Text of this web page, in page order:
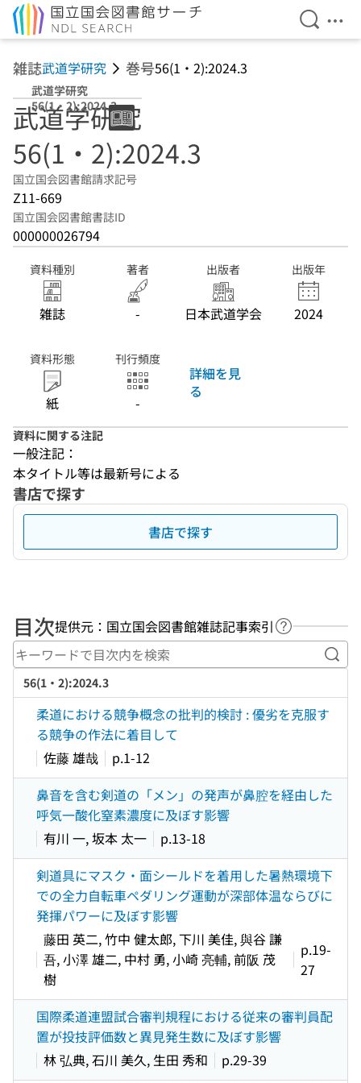
検索を
メ
雑誌武道学研究 巻号56(1・2):2024.3
武道学研究
56(1・2):2024.3
武道学研究
56(1・2):2024.3
国立国会図書館請求記号
Z11-669
国立国会図書館書誌ID
000000026794
資料種別
雑誌
著者
-
出版者
日本武道学会
出版年
2024
資料形態
紙
刊行頻度
-
詳細を見
る
資料に関する注記
一般注記：
本タイトル等は最新号による
書店で探す
書店で探す
目次提供元：国立国会図書館雑誌記事索引 ヘルプペー
キ
56(1・2):2024.3
柔道における競争概念の批判的検討 : 優劣を克服す
る競争の作法に着目して
佐藤 雄哉
p.1-12
鼻音を含む剣道の「メン」の発声が鼻腔を経由した
呼気一酸化窒素濃度に及ぼす影響
有川 一, 坂本 太一
p.13-18
剣道具にマスク・面シールドを着用した暑熱環境下
での全力自転車ペダリング運動が深部体温ならびに
発揮パワーに及ぼす影響
藤田 英二, 竹中 健太郎, 下川 美佳, 與谷 謙
吾, 小澤 雄二, 中村 勇, 小崎 亮輔, 前阪 茂
樹
p.19-
27
国際柔道連盟試合審判規程における従来の審判員配
置が投技評価数と異見発生数に及ぼす影響
林 弘典, 石川 美久, 生田 秀和
p.29-39